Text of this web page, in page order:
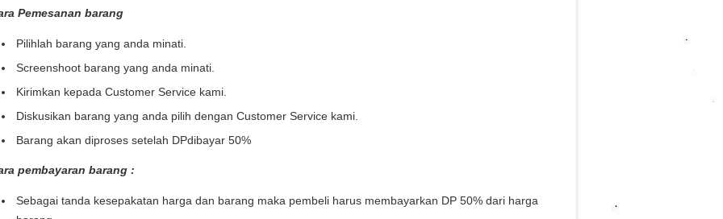
Pemesanan barang
Pilihlah barang yang anda minati.
Screenshoot barang yang anda minati.
Kirimkan kepada Customer Service kami.
Diskusikan barang yang anda pilih dengan Customer Service kami.
Barang akan diproses setelah DPdibayar 50%
pembayaran barang :
Sebagai tanda kesepakatan harga dan barang maka pembeli harus membayarkan DP 50% dari harga